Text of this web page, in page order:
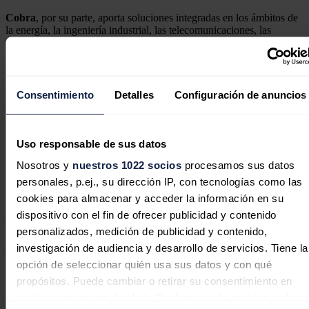
Consentimiento Detalles Configuración de anuncios
Uso responsable de sus datos
Nosotros y nuestros 1022 sociosprocesamos sus datos
personales, p.ej., su dirección IP, con tecnologías como las
cookies para almacenar y acceder la información en su
dispositivo con el fin de ofrecer publicidad y contenido
personalizados, medición de publicidad y contenido,
investigación de audiencia y desarrollo de servicios. Tiene la
opción de seleccionar quién usa sus datos y con qué
propósitos. Puede cambiar o retirar su consentimiento en
Cobra, por su parte, aporta soluciones integradas en los ámbitos de
la energía, la ingeniería industrial, las telecomunicaciones, las
energías renovables y el desarrollo de transmisiones.
Endeavour, entre tanto, opera en el sector de la distribución de
El Consejo adopta la Directiva de Eficiencia Energética
La Comisión concluyó que la transacción propuesta no plantearía
problemas de competencia, dado que la empresa conjunta no tiene
actividades reales ni previstas en el Espacio Económico Europeo.
La operación se examinó con arreglo al procedimiento simplificado
de examen de operaciones de concentración.
Noticias relacionadas